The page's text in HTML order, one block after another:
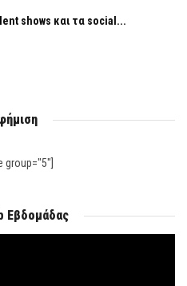
shows και τα social...
group="5"]
Εβδομάδας